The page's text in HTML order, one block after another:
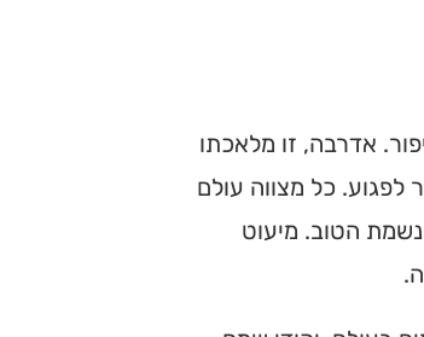
אדרבה, זו מלאכתו
כל מצווה עולם
הטוב. מיעוט